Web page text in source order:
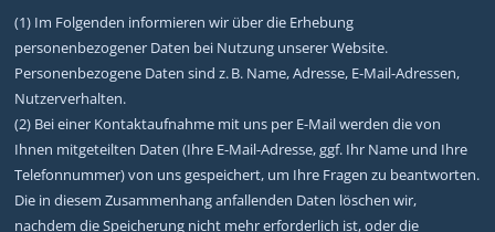
(1) Im Folgenden informieren wir über die Erhebung
personenbezogener Daten bei Nutzung unserer Website.
Personenbezogene Daten sind z. B. Name, Adresse, E-Mail-Adressen,
Nutzerverhalten.
(2) Bei einer Kontaktaufnahme mit uns per E-Mail werden die von
Ihnen mitgeteilten Daten (Ihre E-Mail-Adresse, ggf. Ihr Name und Ihre
Telefonnummer) von uns gespeichert, um Ihre Fragen zu beantworten.
Die in diesem Zusammenhang anfallenden Daten löschen wir,
nachdem die Speicherung nicht mehr erforderlich ist, oder die